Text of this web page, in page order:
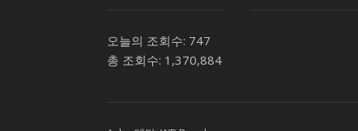
오늘의 조회수: 747
총 조회수: 1,370,884